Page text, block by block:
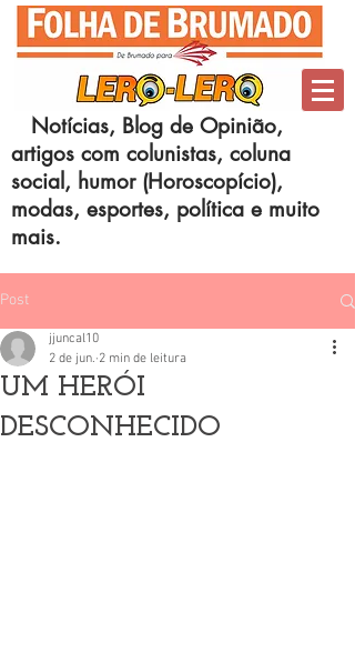
Notícias, Blog de Opinião,
artigos com colunistas, coluna
social, humor (Horoscopício),
modas, esportes, política e muito
mais.
Post
UM HERÓI
DESCONHECIDO
jjuncal10
2 de jun. 2 min de leitura